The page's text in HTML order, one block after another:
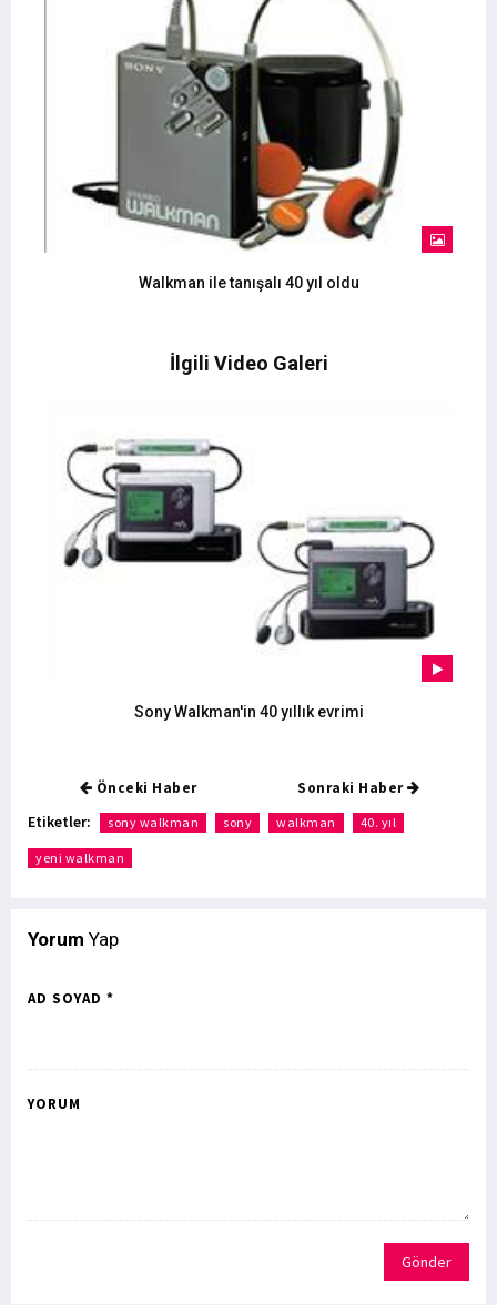
Walkman ile tanışalı 40 yıl oldu
İlgili Video Galeri
Sony Walkman'in 40 yıllık evrimi
Önceki Haber Sonraki Haber
Etiketler: sony walkman sony walkman 40. yıl
yeni walkman
Yorum Yap
AD SOYAD *
YORUM
Gönder